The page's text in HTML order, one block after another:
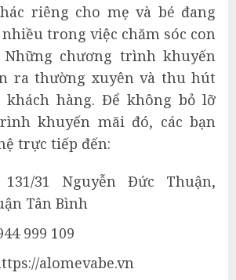
riêng cho mẹ và bé đang
trong việc chăm sóc con
Những chương trình khuyến
ra thường xuyên và thu hút
khách hàng. Để không bỏ lỡ
khuyến mãi đó, các bạn
trực tiếp đến:
131/31 Nguyễn Đức Thuận,
Tân Bình
999 109
alomevabe.vn